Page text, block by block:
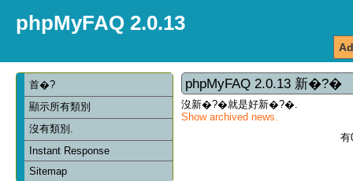
phpMyFAQ 2.0.13
首�?
顯示所有類別
沒有類別.
Instant Response
Sitemap
phpMyFAQ 2.0.13 新�?�
沒新�?�就是好新�?�.
Show archived news.
有